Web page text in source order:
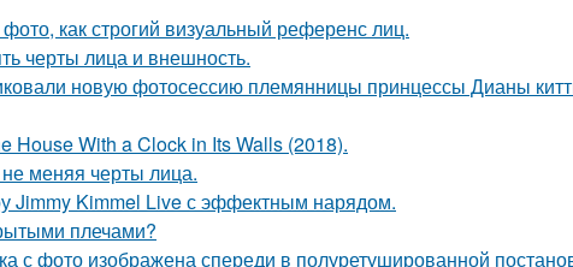
как строгий визуальный референс лиц.
черты лица и внешность.
новую фотосессию племянницы принцессы Дианы
House With a Clock in Its Walls (2018).
меняя черты лица.
Jimmy Kimmel Live с эффектным нарядом.
плечами?
с фото изображена спереди в полуретушированной